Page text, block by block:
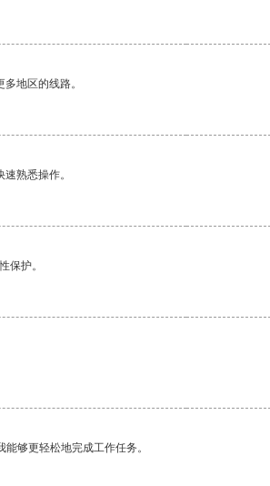
地区的线路。
熟悉操作。
保护。
够更轻松地完成工作任务。